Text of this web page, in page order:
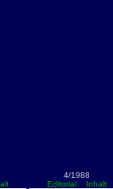
4/1988
Editorial
Inhalt